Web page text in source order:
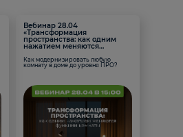
Вебинар 28.04
«Трансформация
пространства: как одним
нажатием меняются
Как модернизировать любую
комнату в доме до уровня ПРО?